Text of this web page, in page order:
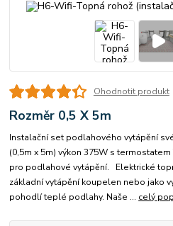
Ohodnotit produkt
Rozměr 0,5 X 5m
Instalační set podlahového vytápění
(0,5m x 5m) výkon 375W s
pro podlahové vytápění. Elektrické
základní vytápění koupelen nebo jako
pohodlí teplé podlahy. Naše ... celý